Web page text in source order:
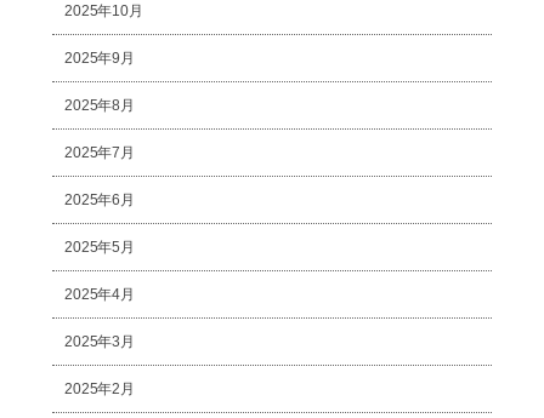
2025年10月
2025年9月
2025年8月
2025年7月
2025年6月
2025年5月
2025年4月
2025年3月
2025年2月